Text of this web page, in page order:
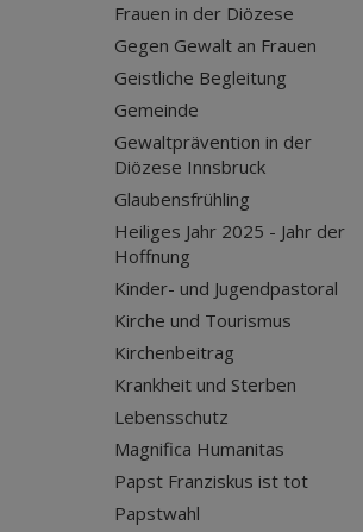
Frauen in der Diözese
Gegen Gewalt an Frauen
Geistliche Begleitung
Gemeinde
Gewaltprävention in der
Diözese Innsbruck
Glaubensfrühling
Heiliges Jahr 2025 - Jahr der
Hoffnung
Kinder- und Jugendpastoral
Kirche und Tourismus
Kirchenbeitrag
Krankheit und Sterben
Lebensschutz
Magnifica Humanitas
Papst Franziskus ist tot
Papstwahl